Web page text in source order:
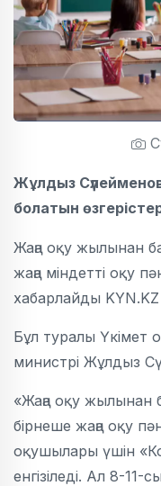
Жұлдыз
болатын
Жаңа оқу жылынан
жаңа міндетті оқу
хабарлайды KYN.KZ
Бұл туралы Үкімет
министрі Жұлдыз
«Жаңа оқу жылынан
бірнеше жаңа оқу
оқушылары үшін
енгізіледі. Ал 8-11-